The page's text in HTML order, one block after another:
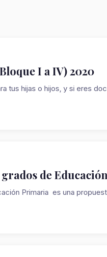
I a IV) 2020
tus hijas o hijos, y si eres
grados de
Primaria es una